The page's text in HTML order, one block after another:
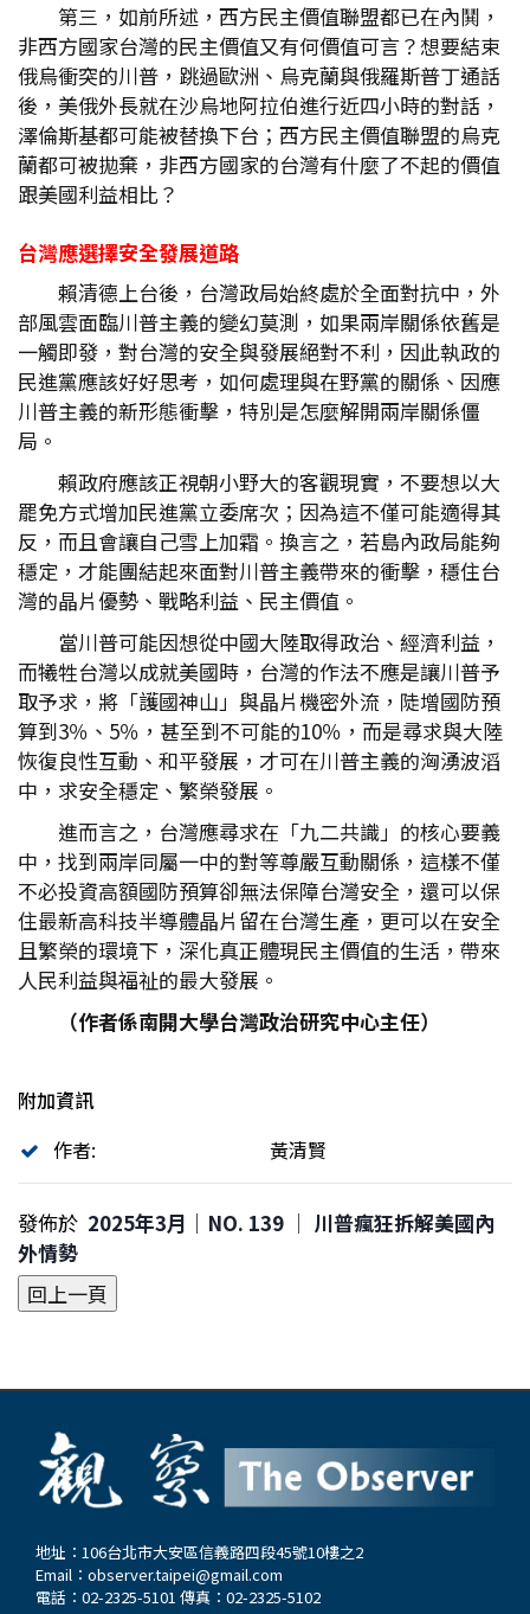
第三，如前所述，西方民主價值聯盟都已在內鬨，
非西方國家台灣的民主價值又有何價值可言？想要結束
俄烏衝突的川普，跳過歐洲、烏克蘭與俄羅斯普丁通話
後，美俄外長就在沙烏地阿拉伯進行近四小時的對話，
澤倫斯基都可能被替換下台；西方民主價值聯盟的烏克
蘭都可被拋棄，非西方國家的台灣有什麼了不起的價值
跟美國利益相比？
台灣應選擇安全發展道路
賴清德上台後，台灣政局始終處於全面對抗中，外
部風雲面臨川普主義的變幻莫測，如果兩岸關係依舊是
一觸即發，對台灣的安全與發展絕對不利，因此執政的
民進黨應該好好思考，如何處理與在野黨的關係、因應
川普主義的新形態衝擊，特別是怎麼解開兩岸關係僵
局。
賴政府應該正視朝小野大的客觀現實，不要想以大
罷免方式增加民進黨立委席次；因為這不僅可能適得其
反，而且會讓自己雪上加霜。換言之，若島內政局能夠
穩定，才能團結起來面對川普主義帶來的衝擊，穩住台
灣的晶片優勢、戰略利益、民主價值。
當川普可能因想從中國大陸取得政治、經濟利益，
而犧牲台灣以成就美國時，台灣的作法不應是讓川普予
取予求，將「護國神山」與晶片機密外流，陡增國防預
算到3％、5％，甚至到不可能的10％，而是尋求與大陸
恢復良性互動、和平發展，才可在川普主義的洶湧波滔
中，求安全穩定、繁榮發展。
進而言之，台灣應尋求在「九二共識」的核心要義
中，找到兩岸同屬一中的對等尊嚴互動關係，這樣不僅
不必投資高額國防預算卻無法保障台灣安全，還可以保
住最新高科技半導體晶片留在台灣生產，更可以在安全
且繁榮的環境下，深化真正體現民主價值的生活，帶來
人民利益與福祉的最大發展。
（作者係南開大學台灣政治研究中心主任）
附加資訊
作者:
黃清賢
發佈於 2025年3月｜NO. 139 │ 川普瘋狂拆解美國內
外情勢
地址：106台北市大安區信義路四段45號10樓之2
Email： observer.taipei@gmail.com
電話：02-2325-5101 傳真：02-2325-5102